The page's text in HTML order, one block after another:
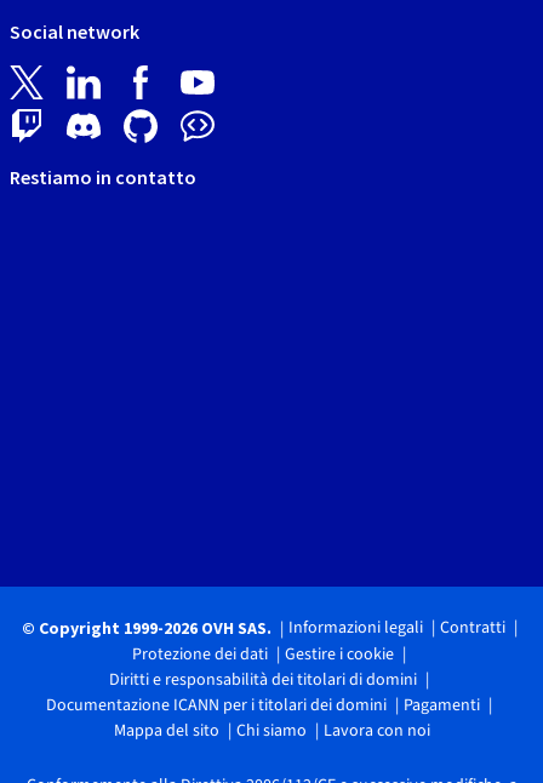
Social network
Restiamo in contatto
© Copyright 1999-2026 OVH SAS. Informazioni legali
Contratti
Protezione dei dati
Gestire i cookie
Diritti e responsabilità dei titolari di domini
Documentazione ICANN per i titolari dei domini
Pagamenti
Mappa del sito
Chi siamo Lavora con noi